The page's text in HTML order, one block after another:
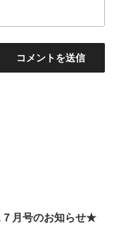
月号のお知らせ★